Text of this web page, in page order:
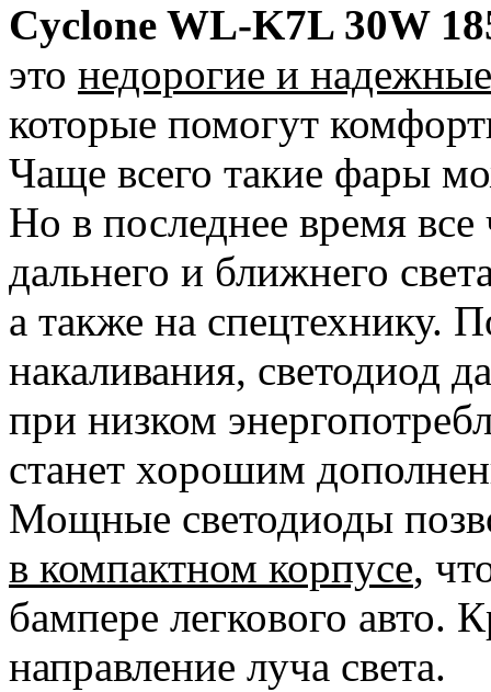
Cyclone WL-K7L 30W
это недорогие и
которые помогут
Чаще всего такие фары
Но в последнее время
дальнего и ближнего
а также на спецтехнику.
накаливания, светодиод
при низком
станет хорошим
Мощные светодиоды
в компактном корпусе,
бампере легкового авто.
направление луча света.